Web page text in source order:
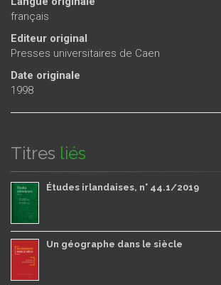
français
Editeur original
Presses universitaires de Caen
Date originale
1998
Titres liés
Études irlandaises, n° 44.1/2019
Un géographe dans le siècle